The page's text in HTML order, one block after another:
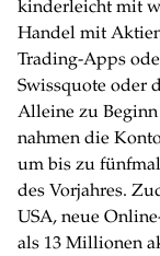
kinderleicht mit
Handel mit
Trading-Apps
Swissquote oder
Alleine zu
nahmen die
um bis zu
des Vorjahres.
USA, neue
als 13 Millionen